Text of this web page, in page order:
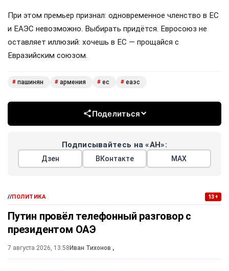
При этом премьер признал: одновременное членство в ЕС
и ЕАЭС невозможно. Выбирать придётся. Евросоюз не
оставляет иллюзий: хочешь в ЕС — прощайся с
Евразийским союзом.
# пашинян # армения # ес # еаэс
Поделиться
Подписывайтесь на «АН»:
Дзен ВКонтакте МАХ
//ПОЛИТИКА 13+
Путин провёл телефонный разговор с
президентом ОАЭ
7 августа 2026, 13:58Иван Тихонов ,